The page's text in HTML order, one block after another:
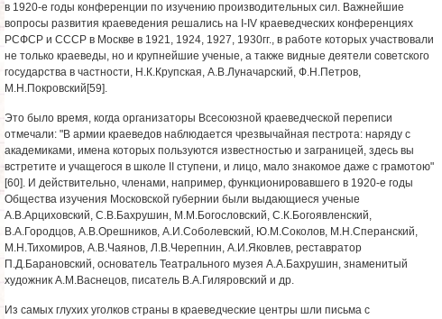
в 1920-е годы конференции по изучению производительных сил. Важнейшие
вопросы развития краеведения решались на I-IV краеведческих конференциях
РСФСР и СССР в Москве в 1921, 1924, 1927, 1930гг., в работе которых участвовали
не только краеведы, но и крупнейшие ученые, а также видные деятели советского
государства в частности, Н.К.Крупская, А.В.Луначарский, Ф.Н.Петров,
М.Н.Покровский[59].
Это было время, когда организаторы Всесоюзной краеведческой переписи
отмечали: "В армии краеведов наблюдается чрезвычайная пестрота: наряду с
академиками, имена которых пользуются известностью и заграницей, здесь вы
встретите и учащегося в школе II ступени, и лицо, мало знакомое даже с грамотою"
[60]. И действительно, членами, например, функционировавшего в 1920-е годы
Общества изучения Московской губернии были выдающиеся ученые
А.В.Арциховский, С.В.Бахрушин, М.М.Богословский, С.К.Богоявленский,
В.А.Городцов, А.В.Орешников, А.И.Соболевский, Ю.М.Соколов, М.Н.Сперанский,
М.Н.Тихомиров, А.В.Чаянов, Л.В.Черепнин, А.И.Яковлев, реставратор
П.Д.Барановский, основатель Театрального музея А.А.Бахрушин, знаменитый
художник А.М.Васнецов, писатель В.А.Гиляровский и др.
Из самых глухих уголков страны в краеведческие центры шли письма с